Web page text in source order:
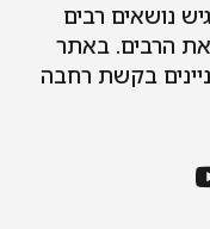
נושאים רבים
את הרבים. באתר
בקשת רחבה